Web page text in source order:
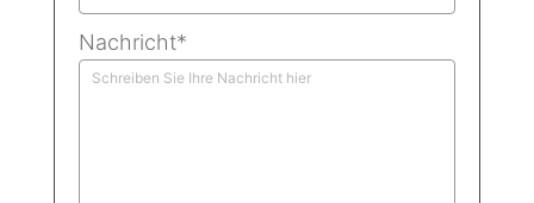
Nachricht*